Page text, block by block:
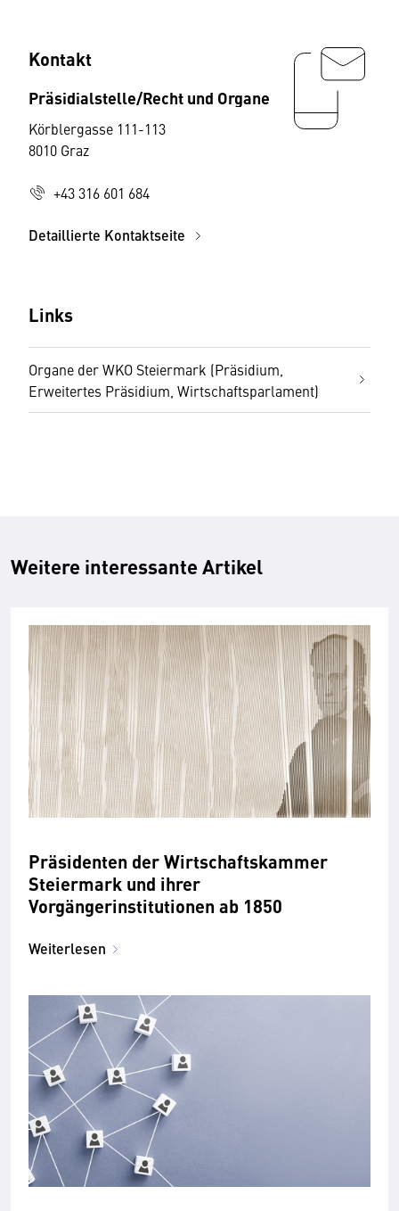
Kontakt
Präsidialstelle/Recht und Organe
Körblergasse 111-113
8010 Graz
+43 316 601 684
Detaillierte Kontaktseite
Links
Organe der WKO Steiermark (Präsidium,
Erweitertes Präsidium, Wirtschaftsparlament)
Weitere interessante Artikel
Präsidenten der Wirtschaftskammer
Steiermark und ihrer
Vorgängerinstitutionen ab 1850
Weiterlesen